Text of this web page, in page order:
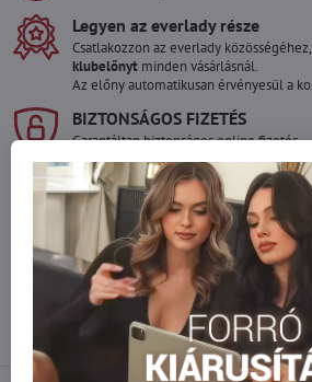
Legyen az everlady része
Csatlakozzon az everlady
klubelőnyt minden vásárlásnál.
Az előny automatikusan érvényesül a
BIZTONSÁGOS FIZETÉS
Garantáltan biztonságos online fizetés
Szeretne több terméket
amennyi raktáron van?
Ne habozzon kapcsolatba lépni velünk,
info​@everlady​.eu